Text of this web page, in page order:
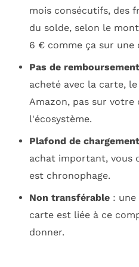
mois consécutifs, des
du solde, selon le
6 € comme ça sur
Pas de
acheté avec la carte,
Amazon, pas sur votre
l'écosystème.
Plafond de chargement
achat important, vous
est chronophage.
Non transférable: une
carte est liée à ce
donner.